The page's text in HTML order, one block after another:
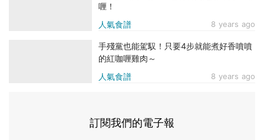
人氣食譜 8 years ago
喱！
人氣食譜 8 years ago
手殘黨也能駕馭！只要4步就能煮好香噴噴
的紅咖喱雞肉～
訂閱我們的電子報